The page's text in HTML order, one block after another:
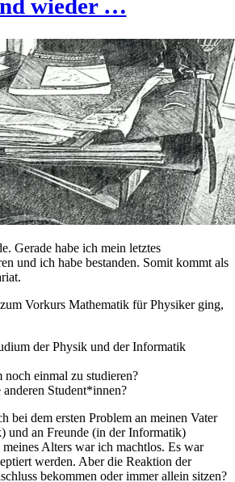
wieder …
Gerade habe ich mein letztes
und ich habe bestanden. Somit kommt als
Vorkurs Mathematik für Physiker ging,
der Physik und der Informatik
einmal zu studieren?
Student*innen?
bei dem ersten Problem an meinen Vater
und an Freunde (in der Informatik)
Alters war ich machtlos. Es war
werden. Aber die Reaktion der
bekommen oder immer allein sitzen?